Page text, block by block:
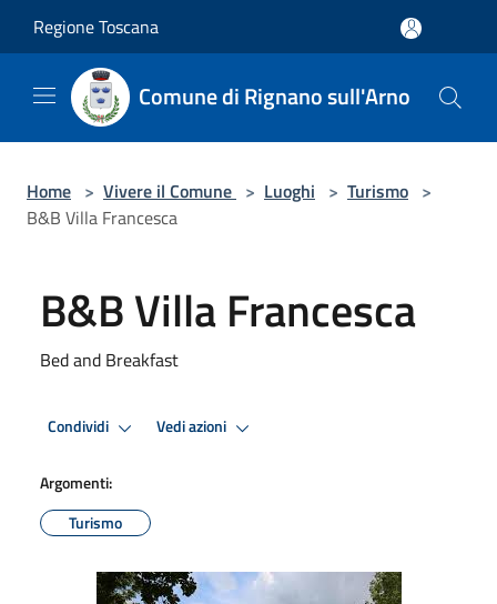
Regione Toscana
Comune di Rignano sull'Arno
Home > Vivere il Comune > Luoghi > Turismo >
B&B Villa Francesca
B&B Villa Francesca
Bed and Breakfast
Condividi Vedi azioni
Argomenti:
Turismo